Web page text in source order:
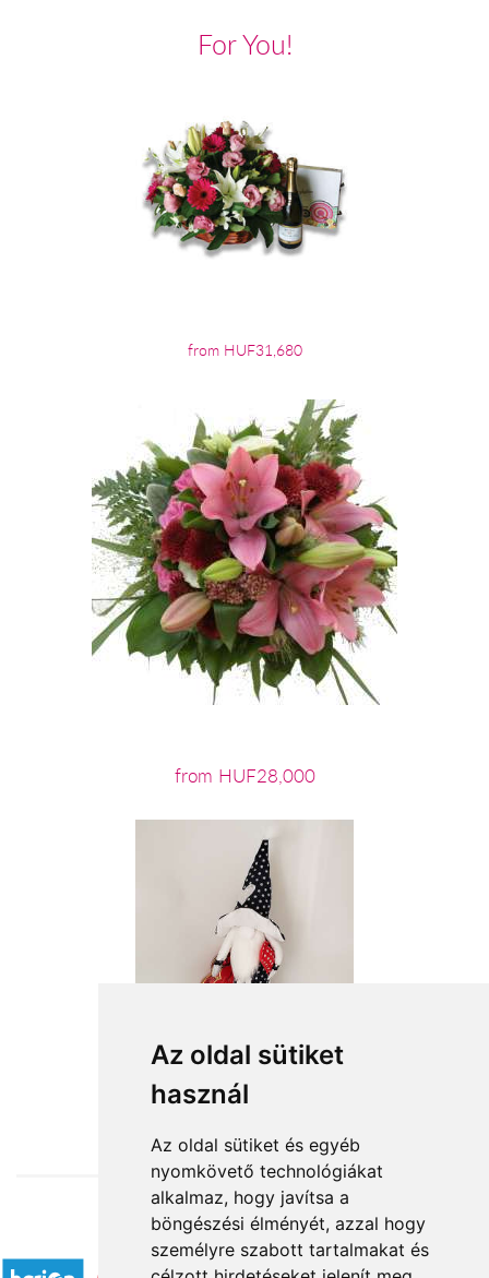
Az oldal sütiket
használ
Az oldal sütiket és egyéb
nyomkövető technológiákat
alkalmaz, hogy javítsa a
böngészési élményét, azzal hogy
személyre szabott tartalmakat és
For You!
from HUF31,680
from HUF28,000
from HUF15,360
Accepted payment methods